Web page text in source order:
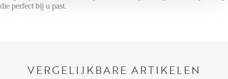
die perfect bij u past.
VERGELIJKBARE ARTIKELEN